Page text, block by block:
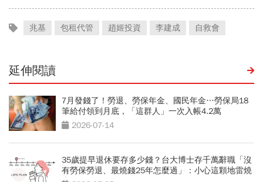
兆基 包租代管 趙姬投資 李建成 自救會
延伸閱讀
7月發錢了！勞退、勞保年金、國民年金…勞保局18
筆給付領到月底，「這群人」一次入帳4.2萬
2026-07-14
35歲提早退休要存多少錢？台大博士存千萬辭職「沒
有勞保勞退、最燒錢25年怎麼過」：小心這顆地雷燒